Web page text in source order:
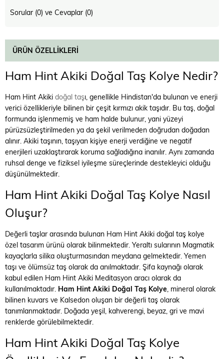
Sorular (0) ve Cevaplar (0)
ÜRÜN ÖZELLIKLERI
Ham Hint Akiki Doğal Taş Kolye Nedir?
Ham Hint Akiki doğal taşı, genellikle Hindistan'da bulunan ve enerji
verici özellikleriyle bilinen bir çeşit kırmızı akik taşıdır. Bu taş, doğal
formunda işlenmemiş ve ham halde bulunur, yani yüzeyi
pürüzsüzleştirilmeden ya da şekil verilmeden doğrudan doğadan
alınır. Akiki taşının, taşıyan kişiye enerji verdiğine ve negatif
enerjileri uzaklaştırarak koruma sağladığına inanılır. Aynı zamanda
ruhsal denge ve fiziksel iyileşme süreçlerinde destekleyici olduğu
düşünülmektedir.
Ham Hint Akiki Doğal Taş Kolye Nasıl
Oluşur?
Değerli taşlar arasında bulunan Ham Hint Akiki doğal taş kolye
özel tasarım ürünü olarak bilinmektedir. Yeraltı sularının Magmatik
kayaçlarla silika oluşturmasından meydana gelmektedir. Yemen
taşı ve ölümsüz taş olarak da anılmaktadır. Şifa kaynağı olarak
kabul edilen Ham Hint Akiki Meditasyon aracı olarak da
kullanılmaktadır. Ham Hint Akiki Doğal Taş Kolye, mineral olarak
bilinen kuvars ve Kalsedon oluşan bir değerli taş olarak
tanımlanmaktadır. Doğada yeşil, kahverengi, beyaz, gri ve mavi
renklerde görülebilmektedir.
Ham Hint Akiki Doğal Taş Kolye